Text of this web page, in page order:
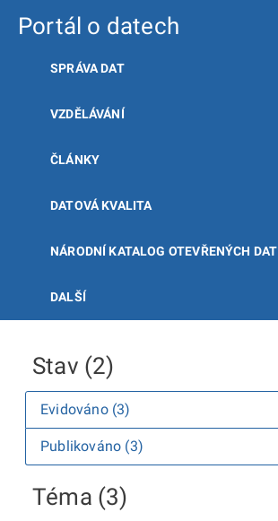
Portál o datech
SPRÁVA DAT
VZDĚLÁVÁNÍ
ČLÁNKY
DATOVÁ KVALITA
NÁRODNÍ KATALOG OTEVŘENÝCH DAT
DALŠÍ
Stav (2)
Evidováno (3)
Publikováno (3)
Téma (3)